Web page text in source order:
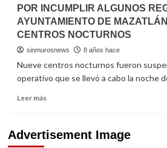
COEPRISS
5
ESTANCIAS
INFANTILES
SINALOA
POR INCUMPLIR ALGUNOS
AYUNTAMIENTO DE
CENTROS NOCTURNOS
sinmurosnews 8 años hace
Nueve centros nocturnos fueron
operativo que se llevó a cabo la noche
Leer másRead
POR
INCUMPLIR
Advertisement Image